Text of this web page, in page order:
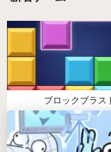
にします。活気
を楽しみ、仲間
SPRUNKI
強化されたビ
ブロックブラス